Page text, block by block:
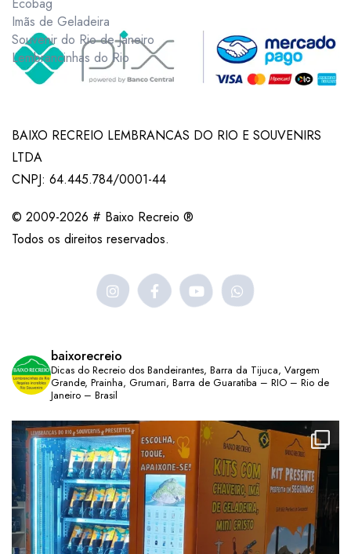
Imãs de Geladeira
Souvenir do Rio de Janeiro
Lembrancinhas do Rio
BAIXO RECREIO LEMBRANCAS DO RIO E SOUVENIRS
LTDA
CNPJ: 64.445.784/0001-44
© 2009-2026 # Baixo Recreio ®
Todos os direitos reservados.
baixorecreio
Dicas do Recreio dos Bandeirantes, Barra da Tijuca, Vargem
Grande, Prainha, Grumari, Barra de Guaratiba – RIO – Rio de
Janeiro – Brasil